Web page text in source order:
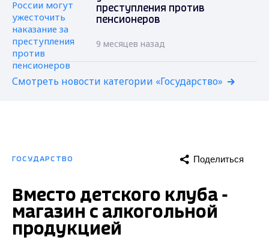
преступления против
пенсионеров
9 месяцев назад
Смотреть новости категории «Государство»
ГОСУДАРСТВО Поделиться
Вместо детского клуба -
магазин с алкогольной
продукцией